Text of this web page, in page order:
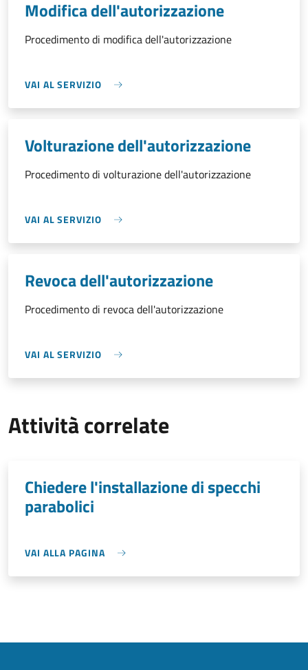
Modifica dell'autorizzazione
Procedimento di modifica dell'autorizzazione
VAI AL SERVIZIO
Volturazione dell'autorizzazione
Procedimento di volturazione dell'autorizzazione
VAI AL SERVIZIO
Revoca dell'autorizzazione
Procedimento di revoca dell'autorizzazione
VAI AL SERVIZIO
Attività correlate
Chiedere l'installazione di specchi
parabolici
VAI ALLA PAGINA